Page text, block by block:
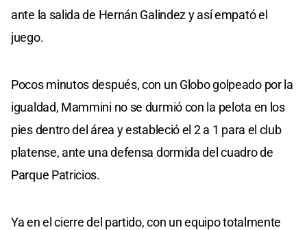
ante la salida de Hernán Galindez y así empató el
juego.
Pocos minutos después, con un Globo golpeado por la
igualdad, Mammini no se durmió con la pelota en los
pies dentro del área y estableció el 2 a 1 para el club
platense, ante una defensa dormida del cuadro de
Parque Patricios.
Ya en el cierre del partido, con un equipo totalmente